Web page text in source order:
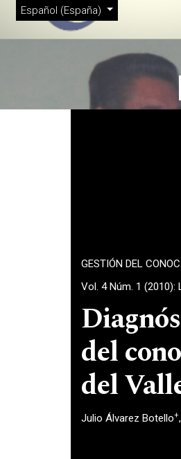
Ir al menú de navegación principal
Ir al contenido principal
Ir al pie de página del sitio
Cambiar el idioma. El actual es:
Español (España)
Menú de
Menú principal
GESTIÓN DEL
Vol. 4 Núm. 1
del
del
Julio Álvarez Botello+